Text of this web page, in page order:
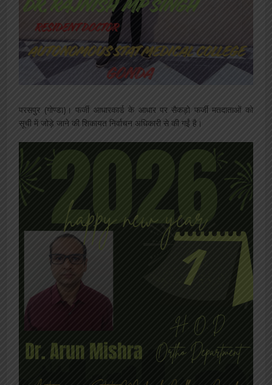
परसपुर (गोण्डा)। फर्जी आधारकार्ड के आधार पर सैकड़ो फर्जी मतदाताओं को
सूची में जोड़े जाने की शिकायत निर्वाचन अधिकारी से की गईं है।